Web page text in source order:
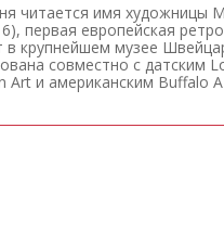
читается имя художницы
первая европейская
в крупнейшем музее
совместно с датским
Art и американским Buffalo